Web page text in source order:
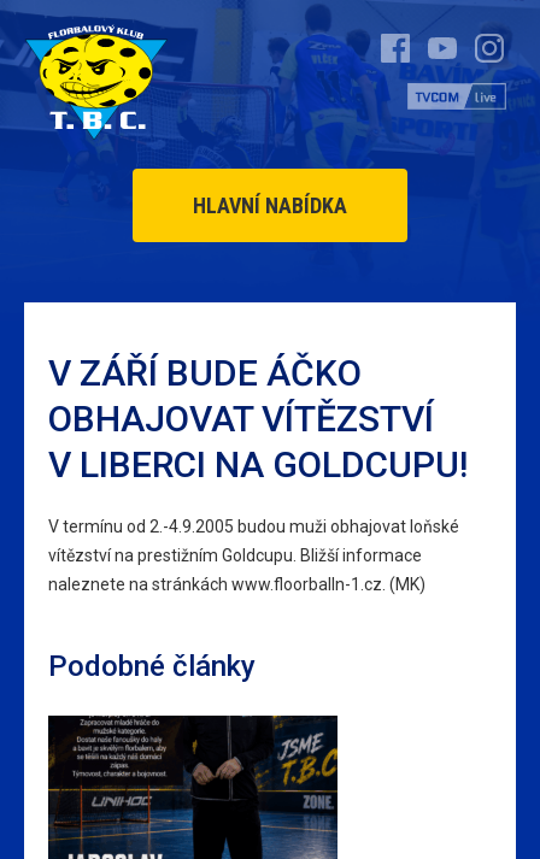
HLAVNÍ NABÍDKA
V ZÁŘÍ BUDE ÁČKO
OBHAJOVAT VÍTĚZSTVÍ
V LIBERCI NA GOLDCUPU!
V termínu od 2.-4.9.2005 budou muži obhajovat loňské
vítězství na prestižním Goldcupu. Bližší informace
naleznete na stránkách www.floorballn-1.cz. (MK)
Podobné články